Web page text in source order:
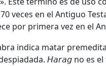
veces en el Antiguo
por primera vez en el
indica matar
Harag no es